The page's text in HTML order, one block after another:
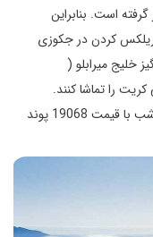
است. بنابراین
ریلکس کردن در جکوزی
خلیج میرابلو (
این ویلا ظرفیت هشت نفر را دارد و برای هفت شب با قیمت 19068 پوند